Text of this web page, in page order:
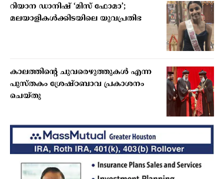
റിയാന ഡാനിഷ് ‘മിസ് ഫോമാ’;
മലയാളികള്‍ക്കിടയിലെ യുവപ്രതിഭ
കാലത്തിന്റെ ചുവരെഴുത്തുകള്‍ എന്ന
പുസ്തകം ശ്രേഷ്ഠബാവ പ്രകാശനം
ചെയ്തു